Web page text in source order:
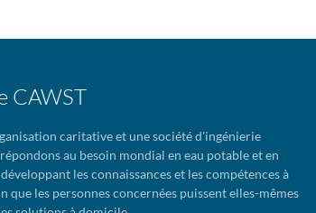
CAWST
caritative et une société d'ingénierie
au besoin mondial en eau potable et en
les connaissances et les compétences à
que les personnes concernées puissent elles-mêmes